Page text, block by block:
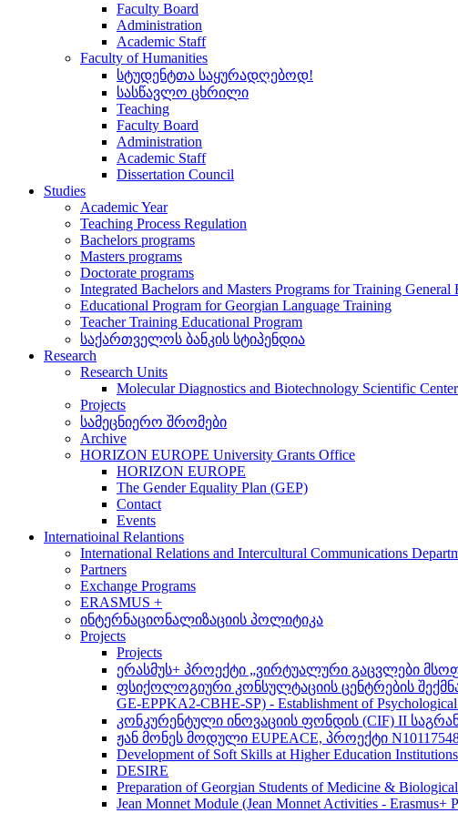
Faculty Board
Administration
Academic Staff
Faculty of Humanities
სტუდენტთა საყურადღებოდ!
სასწავლო ცხრილი
Teaching
Faculty Board
Administration
Academic Staff
Dissertation Council
Studies
Academic Year
Teaching Process Regulation
Bachelors programs
Masters programs
Doctorate programs
Integrated Bachelors and Masters Programs for Training
Educational Program for Georgian Language Training
Teacher Training Educational Program
საქართველოს ბანკის სტიპენდია
Research
Research Units
Molecular Diagnostics and Biotechnology Scientific Center
Projects
სამეცნიერო შრომები
Archive
HORIZON EUROPE University Grants Office
HORIZON EUROPE
The Gender Equality Plan (GEP)
Contact
Events
Internatioinal Relantions
International Relations and Intercultural Communications
Partners
Exchange Programs
ERASMUS +
ინტერნაციონალიზაციის პოლიტიკა
Projects
Projects
ერასმუს+ პროექტი „ვირტუალური გაცვლები
ფსიქოლოგიური კონსულტაციის ცენტრების
GE-EPPKA2-CBHE-SP) - Establishment of
კონკურენტული ინოვაციის ფონდის (CIF) II
ჟან მონეს მოდული EUPEACE, პროექტი
Development of Soft Skills at Higher Education
DESIRE
Preparation of Georgian Students of Medicine &
Jean Monnet Module (Jean Monnet Activities -